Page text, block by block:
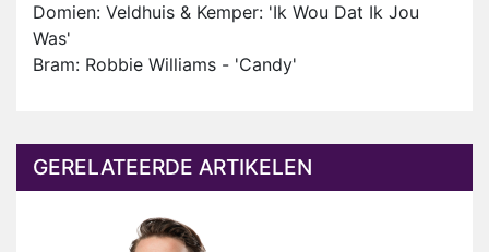
Domien: Veldhuis & Kemper: 'Ik Wou Dat Ik Jou
Was'
Bram: Robbie Williams - 'Candy'
GERELATEERDE ARTIKELEN